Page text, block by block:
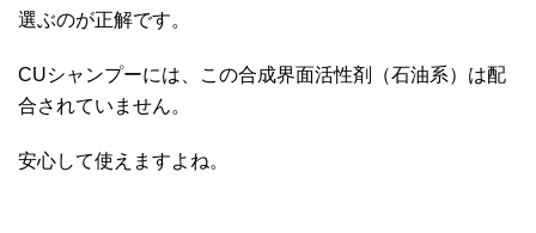
選ぶのが正解です。
CUシャンプーには、この合成界面活性剤（石油系）は配
合されていません。
安心して使えますよね。